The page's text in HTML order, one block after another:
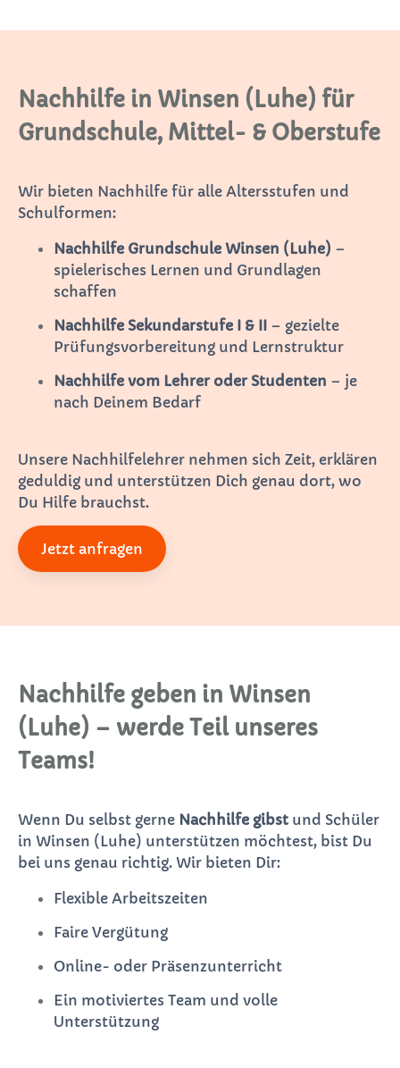
Nachhilfe in Winsen (Luhe) für
Grundschule, Mittel- & Oberstufe
Wir bieten Nachhilfe für alle Altersstufen und
Schulformen:
Nachhilfe Grundschule Winsen (Luhe) –
spielerisches Lernen und Grundlagen
schaffen
Nachhilfe Sekundarstufe I & II – gezielte
Prüfungsvorbereitung und Lernstruktur
Nachhilfe vom Lehrer oder Studenten – je
nach Deinem Bedarf
Unsere Nachhilfelehrer nehmen sich Zeit, erklären
geduldig und unterstützen Dich genau dort, wo
Du Hilfe brauchst.
Jetzt anfragen
Nachhilfe geben in Winsen
(Luhe) – werde Teil unseres
Teams!
Wenn Du selbst gerne Nachhilfe gibst und Schüler
in Winsen (Luhe) unterstützen möchtest, bist Du
bei uns genau richtig. Wir bieten Dir:
Flexible Arbeitszeiten
Faire Vergütung
Online- oder Präsenzunterricht
Ein motiviertes Team und volle
Unterstützung